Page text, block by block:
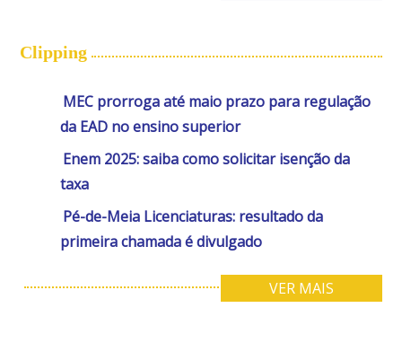
Clipping
MEC prorroga até maio prazo para regulação
da EAD no ensino superior
Enem 2025: saiba como solicitar isenção da
taxa
Pé-de-Meia Licenciaturas: resultado da
primeira chamada é divulgado
VER MAIS